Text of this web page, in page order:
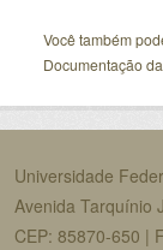
Você também
Documentação
Universidade
Avenida Tarquínio
CEP: 85870-650 |